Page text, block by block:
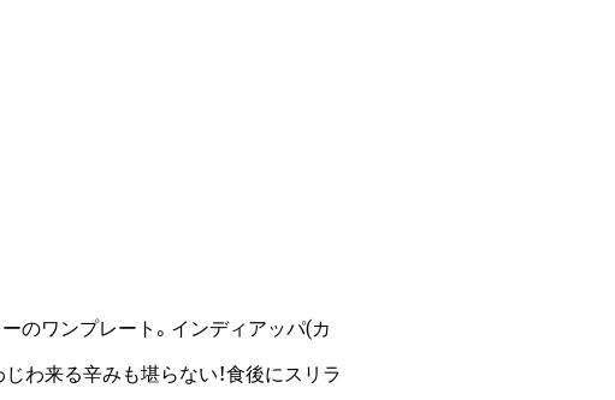
のワンプレート。インディアッパ(カ
わ来る辛みも堪らない！食後にスリラ